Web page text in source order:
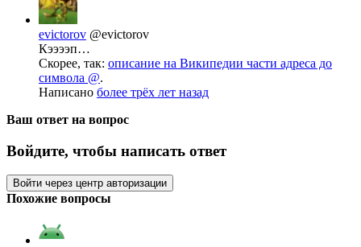
evictorov @evictorov
Кээээп…
Скорее, так: описание на Википедии части адреса до
символа @.
Написано более трёх лет назад
Ваш ответ на вопрос
Войдите, чтобы написать ответ
Войти через центр авторизации
Похожие вопросы